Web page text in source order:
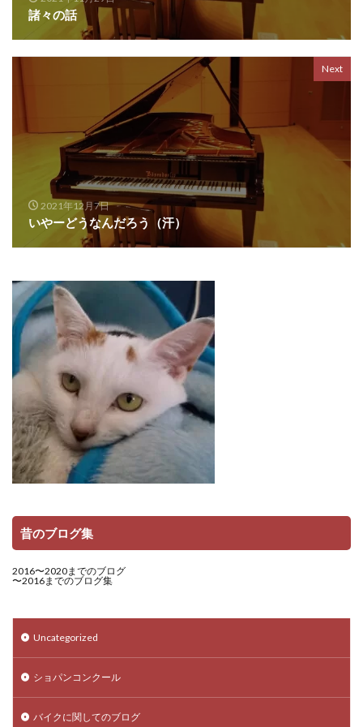
諸々の話
Next
2021年12月7日
いやーどうなんだろう（汗）
昔のブログ集
2016〜2020までのブログ
〜2016までのブログ集
Uncategorized
ショパンコンクール
バイクに関してのブログ